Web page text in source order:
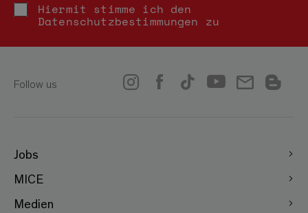
Hiermit stimme ich den
Datenschutzbestimmungen zu
Follow us
Jobs
MICE
Medien